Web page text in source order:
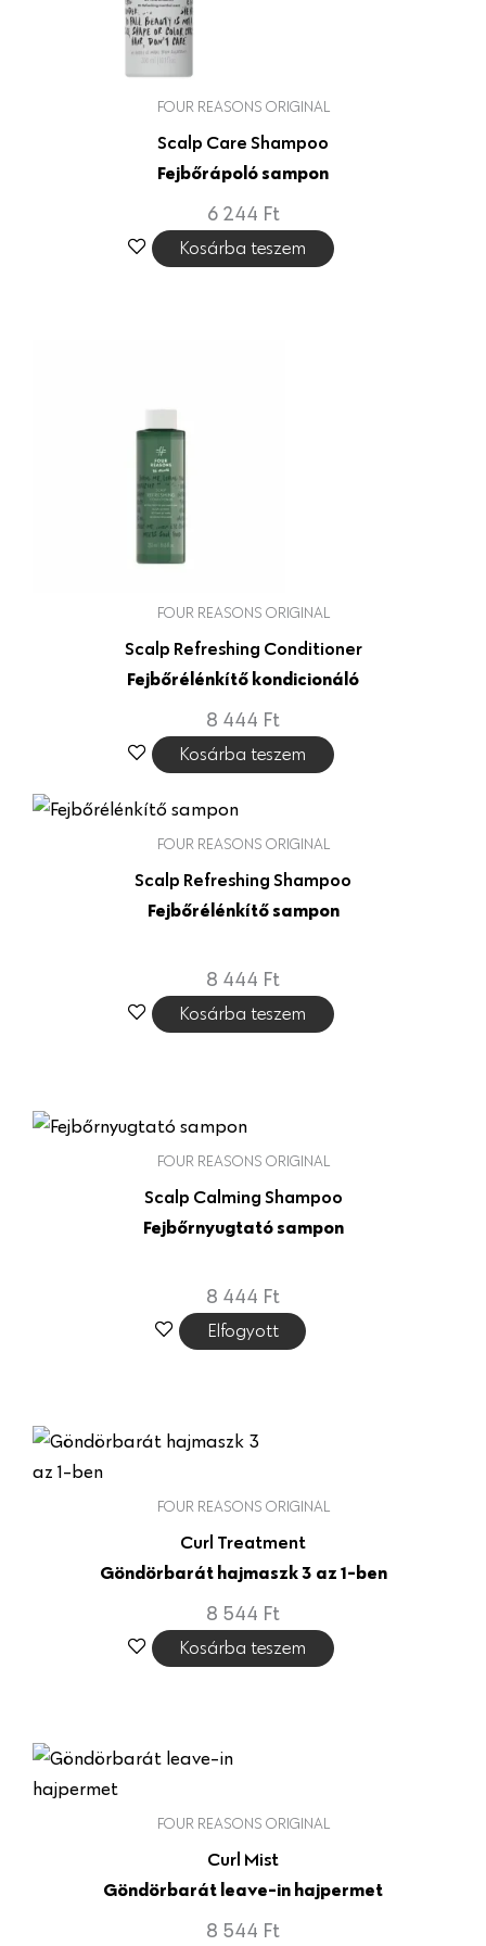
FOUR REASONS ORIGINAL
Scalp Care Shampoo
Fejbőrápoló sampon
6 244 Ft
Kosárba teszem
FOUR REASONS ORIGINAL
Scalp Refreshing Conditioner
Fejbőrélénkítő kondicionáló
8 444 Ft
Kosárba teszem
FOUR REASONS ORIGINAL
Scalp Refreshing Shampoo
Fejbőrélénkítő sampon
8 444 Ft
Kosárba teszem
FOUR REASONS ORIGINAL
Scalp Calming Shampoo
Fejbőrnyugtató sampon
8 444 Ft
Elfogyott
FOUR REASONS ORIGINAL
Curl Treatment
Göndörbarát hajmaszk 3 az 1-ben
8 544 Ft
Kosárba teszem
FOUR REASONS ORIGINAL
Curl Mist
Göndörbarát leave-in hajpermet
8 544 Ft